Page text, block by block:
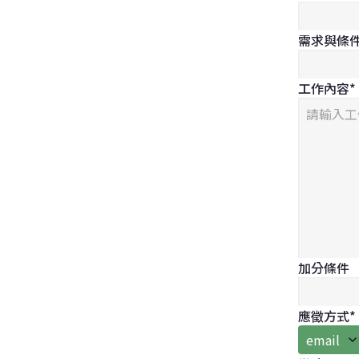
需求與條
工作內容*
加分條件
應徵方式*